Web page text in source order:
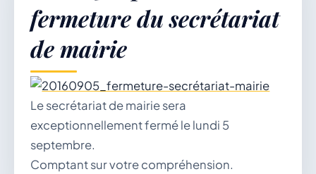
Démarches & Vie pratique
Vie locale & Associations
fermeture du secrétariat
de mairie
Le secrétariat de mairie sera
exceptionnellement fermé le lundi 5
septembre.
Comptant sur votre compréhension.